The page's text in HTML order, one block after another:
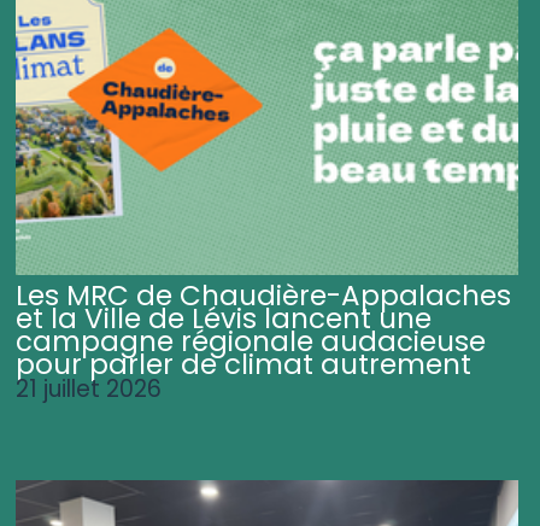
Les MRC de Chaudière-Appalaches
et la Ville de Lévis lancent une
campagne régionale audacieuse
pour parler de climat autrement
21 juillet 2026